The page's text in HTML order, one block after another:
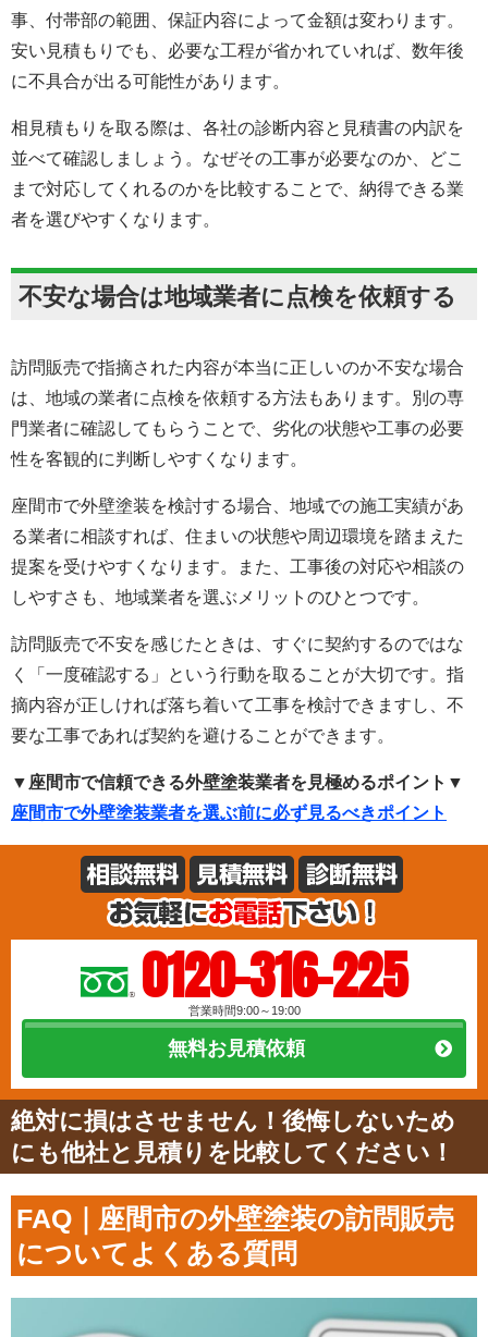
事、付帯部の範囲、保証内容によって金額は変わります。
安い見積もりでも、必要な工程が省かれていれば、数年後
に不具合が出る可能性があります。
相見積もりを取る際は、各社の診断内容と見積書の内訳を
並べて確認しましょう。なぜその工事が必要なのか、どこ
まで対応してくれるのかを比較することで、納得できる業
者を選びやすくなります。
不安な場合は地域業者に点検を依頼する
訪問販売で指摘された内容が本当に正しいのか不安な場合
は、地域の業者に点検を依頼する方法もあります。別の専
門業者に確認してもらうことで、劣化の状態や工事の必要
性を客観的に判断しやすくなります。
座間市で外壁塗装を検討する場合、地域での施工実績があ
る業者に相談すれば、住まいの状態や周辺環境を踏まえた
提案を受けやすくなります。また、工事後の対応や相談の
しやすさも、地域業者を選ぶメリットのひとつです。
訪問販売で不安を感じたときは、すぐに契約するのではな
く「一度確認する」という行動を取ることが大切です。指
摘内容が正しければ落ち着いて工事を検討できますし、不
要な工事であれば契約を避けることができます。
▼座間市で信頼できる外壁塗装業者を見極めるポイント▼
座間市で外壁塗装業者を選ぶ前に必ず見るべきポイント
0120-316-225
営業時間9:00～19:00
無料お見積依頼
絶対に損はさせません！後悔しないため
にも他社と見積りを比較してください！
FAQ｜座間市の外壁塗装の訪問販売
についてよくある質問